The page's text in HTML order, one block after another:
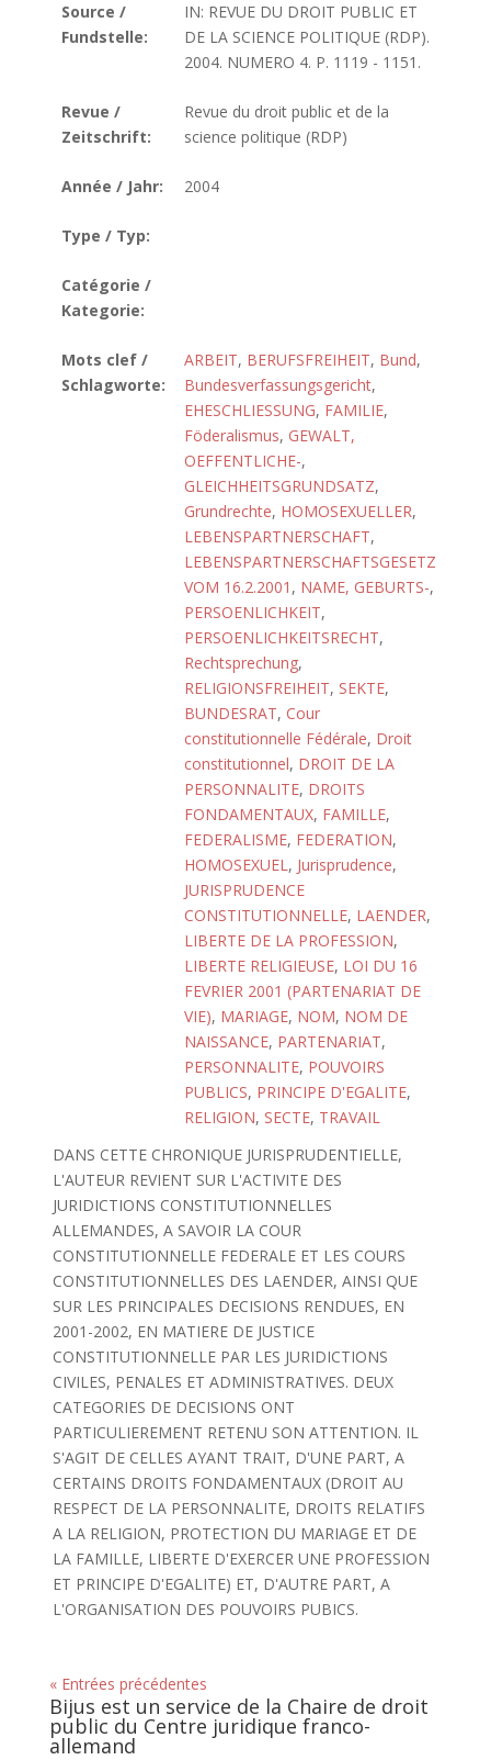
Source /
Fundstelle:
IN: REVUE DU DROIT PUBLIC ET
DE LA SCIENCE POLITIQUE (RDP).
2004. NUMERO 4. P. 1119 - 1151.
Revue /
Zeitschrift:
Revue du droit public et de la
science politique (RDP)
Année / Jahr: 2004
Type / Typ:
Catégorie /
Kategorie:
Mots clef /
Schlagworte:
ARBEIT, BERUFSFREIHEIT, Bund,
Bundesverfassungsgericht,
EHESCHLIESSUNG, FAMILIE,
Föderalismus, GEWALT,
OEFFENTLICHE-,
GLEICHHEITSGRUNDSATZ,
Grundrechte, HOMOSEXUELLER,
LEBENSPARTNERSCHAFT,
LEBENSPARTNERSCHAFTSGESETZ
VOM 16.2.2001 , NAME, GEBURTS-,
PERSOENLICHKEIT,
PERSOENLICHKEITSRECHT,
Rechtsprechung,
RELIGIONSFREIHEIT, SEKTE,
BUNDESRAT, Cour
constitutionnelle Fédérale, Droit
constitutionnel, DROIT DE LA
PERSONNALITE, DROITS
FONDAMENTAUX, FAMILLE,
FEDERALISME, FEDERATION,
HOMOSEXUEL, Jurisprudence,
JURISPRUDENCE
CONSTITUTIONNELLE, LAENDER,
LIBERTE DE LA PROFESSION,
LIBERTE RELIGIEUSE, LOI DU 16
FEVRIER 2001 (PARTENARIAT DE
VIE), MARIAGE, NOM, NOM DE
NAISSANCE, PARTENARIAT,
PERSONNALITE, POUVOIRS
PUBLICS, PRINCIPE D'EGALITE,
RELIGION, SECTE, TRAVAIL
DANS CETTE CHRONIQUE JURISPRUDENTIELLE,
L'AUTEUR REVIENT SUR L'ACTIVITE DES
JURIDICTIONS CONSTITUTIONNELLES
ALLEMANDES, A SAVOIR LA COUR
CONSTITUTIONNELLE FEDERALE ET LES COURS
CONSTITUTIONNELLES DES LAENDER, AINSI QUE
SUR LES PRINCIPALES DECISIONS RENDUES, EN
2001-2002, EN MATIERE DE JUSTICE
CONSTITUTIONNELLE PAR LES JURIDICTIONS
CIVILES, PENALES ET ADMINISTRATIVES. DEUX
CATEGORIES DE DECISIONS ONT
PARTICULIEREMENT RETENU SON ATTENTION. IL
S'AGIT DE CELLES AYANT TRAIT, D'UNE PART, A
CERTAINS DROITS FONDAMENTAUX (DROIT AU
RESPECT DE LA PERSONNALITE, DROITS RELATIFS
A LA RELIGION, PROTECTION DU MARIAGE ET DE
LA FAMILLE, LIBERTE D'EXERCER UNE PROFESSION
ET PRINCIPE D'EGALITE) ET, D'AUTRE PART, A
L'ORGANISATION DES POUVOIRS PUBICS.
« Entrées précédentes
Bijus est un service de la Chaire de droit
public du Centre juridique franco-
allemand